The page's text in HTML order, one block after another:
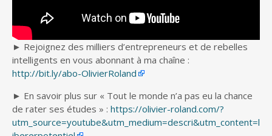
► Rejoignez des milliers d’entrepreneurs et de rebelles
intelligents en vous abonnant à ma chaîne :
http://bit.ly/abo-OlivierRoland
► En savoir plus sur « Tout le monde n’a pas eu la chance
de rater ses études » : https://olivier-roland.com/?
utm_source=youtube&utm_medium=descri&utm_content=l